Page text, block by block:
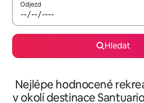
Odjezd
Hledat
Nejlépe hodnocené
v okolí destinace